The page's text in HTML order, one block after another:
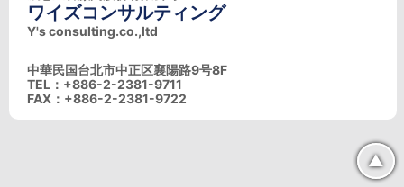
ワイズコンサルティング
Y's consulting.co.,ltd
中華民国台北市中正区襄陽路9号8F
TEL：+886-2-2381-9711
FAX：+886-2-2381-9722
▲